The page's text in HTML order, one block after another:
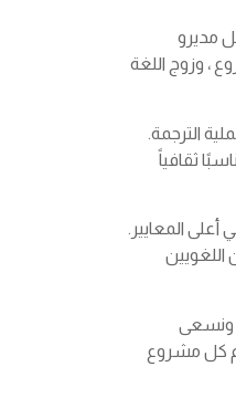
مديرو
، وزوج اللغة
الترجمة.
ثقافياً
أعلى المعايير.
اللغويين
ونسعى
كل مشروع